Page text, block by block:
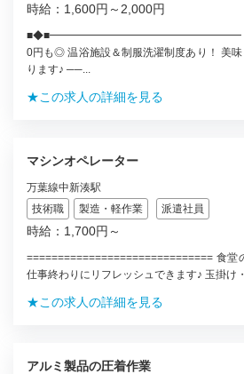
時給：1,600円～2,000円
■◆■━━━━━━━━━━━━━━━━━━ 経験
0円も◎ 温浴施設＆制服洗濯制度あり！ 美
ります♪ ──...
★この求人の詳細を見る
マシンオペレーター
万葉線中新湊駅
技術職
製造・軽作業 派遣社員
時給：1,700円～
============================== 食堂
仕事終わりにリフレッシュできます♪ 玉掛け
★この求人の詳細を見る
アルミ製品の圧着作業